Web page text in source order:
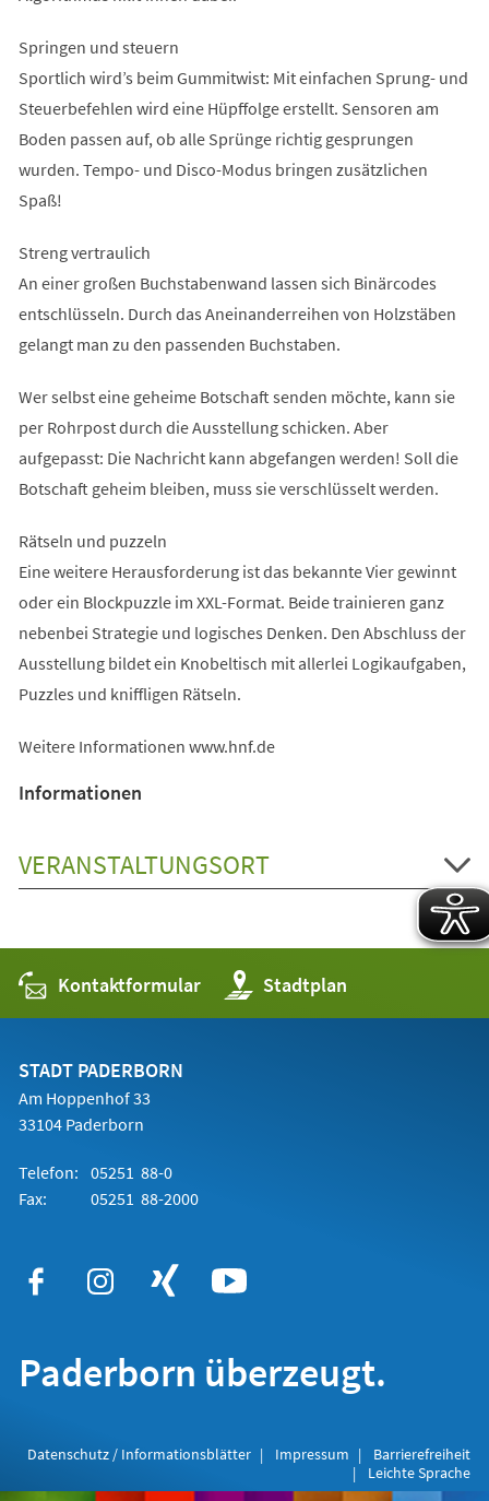
Springen und steuern
Sportlich wird’s beim Gummitwist: Mit einfachen Sprung- und
Steuerbefehlen wird eine Hüpffolge erstellt. Sensoren am
Boden passen auf, ob alle Sprünge richtig gesprungen
wurden. Tempo- und Disco-Modus bringen zusätzlichen
Spaß!
Streng vertraulich
An einer großen Buchstabenwand lassen sich Binärcodes
entschlüsseln. Durch das Aneinanderreihen von Holzstäben
gelangt man zu den passenden Buchstaben.
Wer selbst eine geheime Botschaft senden möchte, kann sie
per Rohrpost durch die Ausstellung schicken. Aber
aufgepasst: Die Nachricht kann abgefangen werden! Soll die
Botschaft geheim bleiben, muss sie verschlüsselt werden.
Rätseln und puzzeln
Eine weitere Herausforderung ist das bekannte Vier gewinnt
oder ein Blockpuzzle im XXL-Format. Beide trainieren ganz
nebenbei Strategie und logisches Denken. Den Abschluss der
Ausstellung bildet ein Knobeltisch mit allerlei Logikaufgaben,
Puzzles und kniffligen Rätseln.
Weitere Informationen www.hnf.de
Informationen
VERANSTALTUNGSORT
Kontaktformular Stadtplan
(Öffnet
in
einem
STADT PADERBORN
Am Hoppenhof 33
33104 Paderborn
Telefon: 05251 88-0
Fax:
05251 88-2000
Paderborn überzeugt.
Datenschutz / Informationsblätter Impressum
Barrierefreiheit
Leichte Sprache